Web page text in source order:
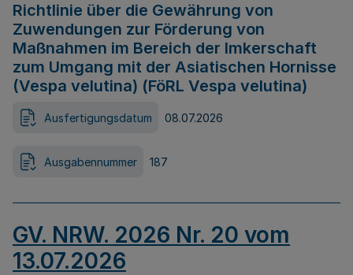
Richtlinie über die Gewährung von
Zuwendungen zur Förderung von
Maßnahmen im Bereich der Imkerschaft
zum Umgang mit der Asiatischen Hornisse
(Vespa velutina) (FöRL Vespa velutina)
Ausfertigungsdatum 08.07.2026
Ausgabennummer 187
GV. NRW. 2026 Nr. 20 vom
13.07.2026